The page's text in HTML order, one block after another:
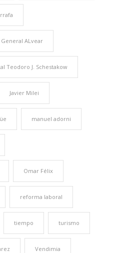
General ALvear
Teodoro J. Schestakow
Javier Milei
manuel adorni
Omar Félix
reforma laboral
tiempo turismo
Vendimia